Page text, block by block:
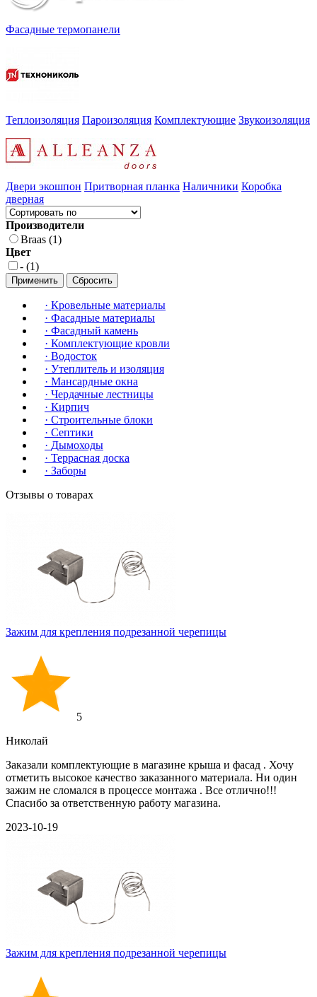
Фасадные термопанели
Теплоизоляция Пароизоляция Комплектующие Звукоизоляция
Двери экошпон Притворная планка Наличники Коробка
дверная
Производители
Braas (1)
Цвет
- (1)
Применить Сбросить
· Кровельные материалы
· Фасадные материалы
· Фасадный камень
· Комплектующие кровли
· Водосток
· Утеплитель и изоляция
· Мансардные окна
· Чердачные лестницы
· Кирпич
· Строительные блоки
· Септики
· Дымоходы
· Террасная доска
· Заборы
Отзывы о товарах
Зажим для крепления подрезанной черепицы
5
Николай
Заказали комплектующие в магазине крыша и фасад . Хочу
отметить высокое качество заказанного материала. Ни один
зажим не сломался в процессе монтажа . Все отлично!!!
Спасибо за ответственную работу магазина.
2023-10-19
Зажим для крепления подрезанной черепицы